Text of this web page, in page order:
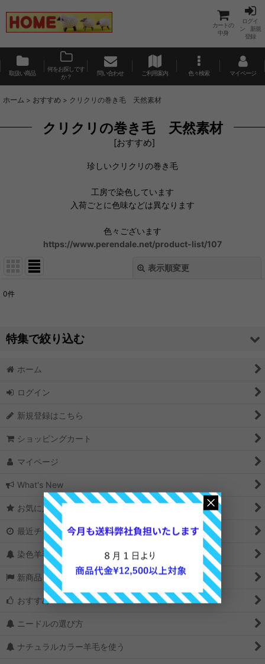
カートの
中身
ログイ
ン 新規
登録
取扱い商品
何をお探しです
か？
問い合わせ ご利用案内 色々検索 マイページ
ホーム > おすすめ > クリクリの巻き毛 天然素材
クリクリの巻き毛 天然素材
[おすすめ]
珍しいクリクリの巻き毛
工房で染色しています
入荷ごとに色味などは異なります
色々ございます
https://www.perendale.net/product-list/107
表示順変更
並び順:
0件
特集で絞り込む
ニードルフェルト 汎用針
ニードルフェルト ベース羊毛としてお勧め
色羊毛 お勧め
クリクリの巻き毛 天然素材
白い羊毛 いろいろ
ホーム
ログイン
新規登録はこちら
ショッピングカート
マイページ
What's New
お気に入り
最近チェックしたアイテム
染色羊毛の選び方
新商品＆再入荷
おすすめ
ニードルの選び方
ナチュラルカラー羊毛を使う